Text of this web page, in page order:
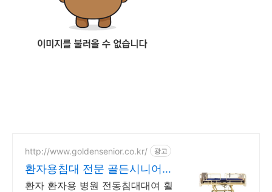
http://www.goldensenior.co.kr/ 광고
환자용침대 전문 골든시니어
전국 배송 2~3일 가능
환자 환자용 병원 전동침대대여 휠